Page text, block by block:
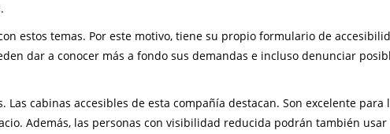
estos temas. Por este motivo, tiene su propio formulario de
dar a conocer más a fondo sus demandas e incluso denunciar
Las cabinas accesibles de esta compañía destacan. Son excelente para
Además, las personas con visibilidad reducida podrán también usar